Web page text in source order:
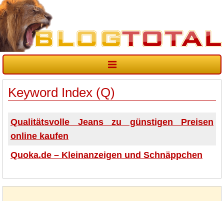
Keyword Index (Q)
Qualitätsvolle Jeans zu günstigen Preisen
online kaufen
Quoka.de – Kleinanzeigen und Schnäppchen